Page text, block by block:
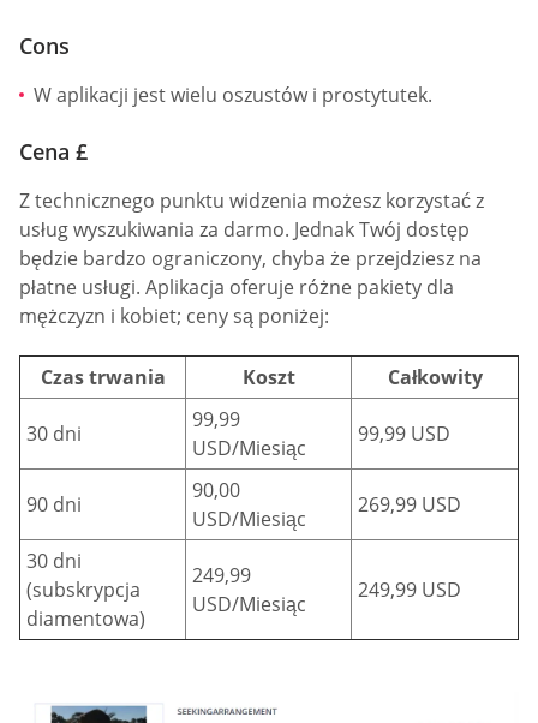
Cons
W aplikacji jest wielu oszustów i prostytutek.
Cena £
Z technicznego punktu widzenia możesz korzystać z
usług wyszukiwania za darmo. Jednak Twój dostęp
będzie bardzo ograniczony, chyba że przejdziesz na
płatne usługi. Aplikacja oferuje różne pakiety dla
mężczyzn i kobiet; ceny są poniżej:
Czas trwania Koszt Całkowity
30 dni
99,99
USD/Miesiąc
99,99 USD
90 dni
90,00
USD/Miesiąc
269,99 USD
30 dni
(subskrypcja
diamentowa)
249,99
USD/Miesiąc
249,99 USD